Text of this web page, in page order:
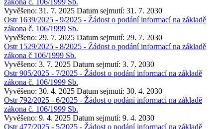
Vyvěšeno: 31. 7. 2025 Datum sejmutí: 31. 7. 2030
Ostr 1639/2025 - 9/2025 - Žádost o podání informací na základě
zákona č. 106/1999 Sb.
Vyvěšeno: 29. 7. 2025 Datum sejmutí: 29. 7. 2030
Ostr 1529/2025 - 8/2025 - Žádost o podání informací na základě
zákona č 106/1999 Sb.
Vyvěšeno: 3. 7. 2025 Datum sejmutí: 3. 7. 2030
Ostr 905/2025 - 7/2025 - Žádost o podání informací na základě
zákona č. 106/1999 Sb.
Vyvěšeno: 30. 4. 2025 Datum sejmutí: 30. 4. 2030
Ostr 792/2025 - 6/2025 - Žádost o podání informací na základě
zákona č. 106/1999 Sb.
Vyvěšeno: 9. 4. 2025 Datum sejmutí: 9. 4. 2030
Ostr 477/2025 - 5/2025 - Žádost o podání informací na základě